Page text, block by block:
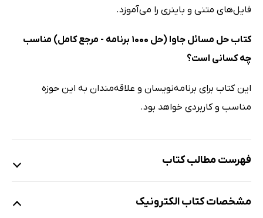
فایل‌های متنی و باینری را می‌آموزد.
کتاب حل مسائل جاوا (حل 1000 برنامه - مرجع کامل) مناسب
چه کسانی است؟
این کتاب برای برنامه‌نویسان و علاقه‌مندان به این حوزه
مناسب و کاربردی خواهد بود.
فهرست مطالب کتاب
مشخصات کتاب الکترونیک